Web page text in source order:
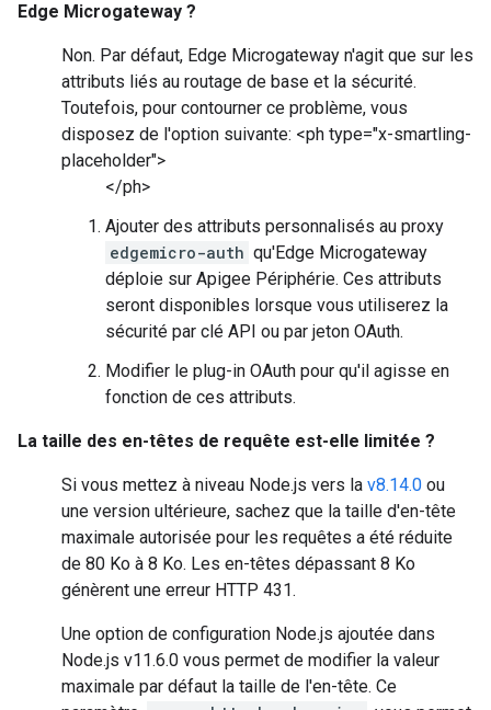
Edge Microgateway ?
Non. Par défaut, Edge Microgateway n'agit que sur les
attributs liés au routage de base et la sécurité.
Toutefois, pour contourner ce problème, vous
disposez de l'option suivante: <ph type="x-smartling-
placeholder">
</ph>
Ajouter des attributs personnalisés au proxy
edgemicro-auth qu'Edge Microgateway
déploie sur Apigee Périphérie. Ces attributs
seront disponibles lorsque vous utiliserez la
sécurité par clé API ou par jeton OAuth.
Modifier le plug-in OAuth pour qu'il agisse en
fonction de ces attributs.
La taille des en-têtes de requête est-elle limitée ?
Si vous mettez à niveau Node.js vers la v8.14.0 ou
une version ultérieure, sachez que la taille d'en-tête
maximale autorisée pour les requêtes a été réduite
de 80 Ko à 8 Ko. Les en-têtes dépassant 8 Ko
génèrent une erreur HTTP 431.
Une option de configuration Node.js ajoutée dans
Node.js v11.6.0 vous permet de modifier la valeur
maximale par défaut la taille de l'en-tête. Ce